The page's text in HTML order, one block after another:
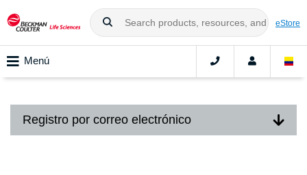
eStore
Menú
Registro por correo electrónico